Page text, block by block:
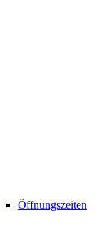
Öffnungszeiten